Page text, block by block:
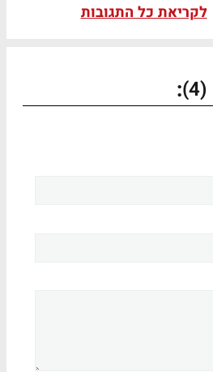
לקריאת כל התגובות
(4)
: